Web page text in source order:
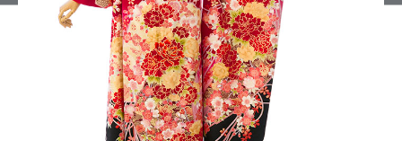
振袖レンタル
卒業式袴レンタル